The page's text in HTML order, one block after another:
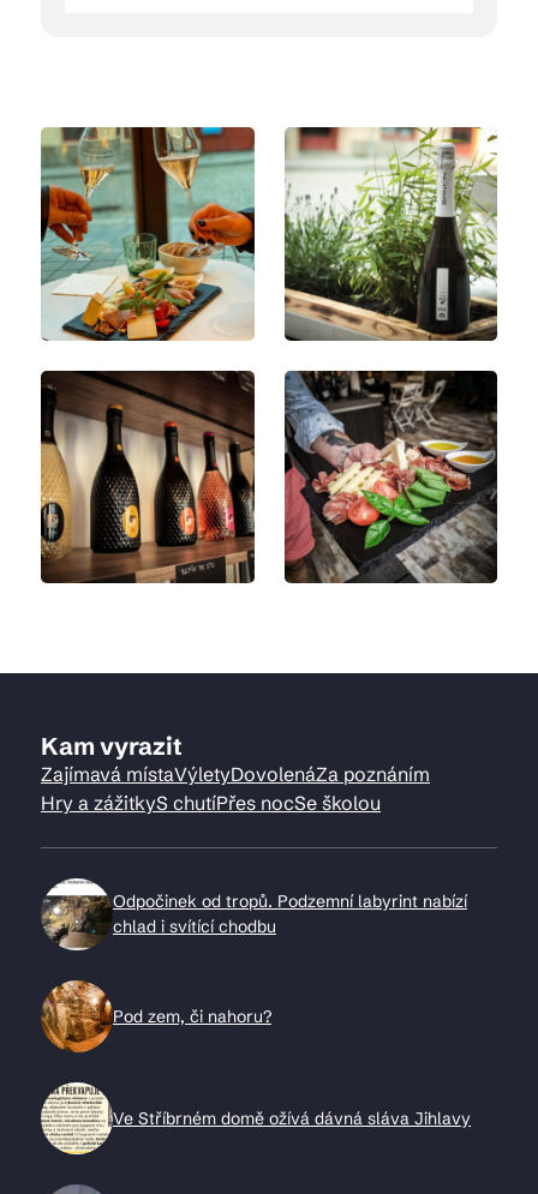
Kam vyrazit
Zajímavá místaVýletyDovolenáZa poznáním
Hry a zážitkyS chutíPřes nocSe školou
Odpočinek od tropů. Podzemní labyrint nabízí
chlad i svítící chodbu
Pod zem, či nahoru?
Ve Stříbrném domě ožívá dávná sláva Jihlavy